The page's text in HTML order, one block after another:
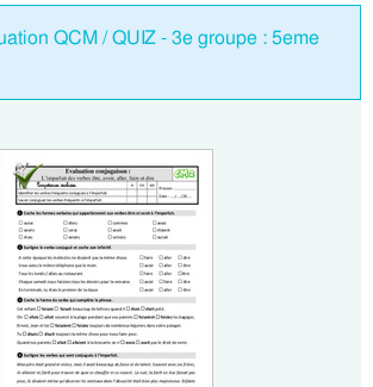
QCM / QUIZ - 3e groupe : 5eme